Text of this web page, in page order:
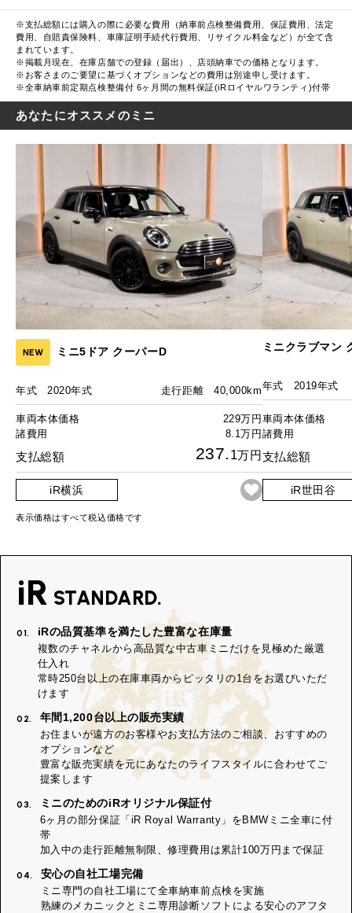
※支払総額には購入の際に必要な費用（納車前点検整備費用、保証費用、法定
費用、自賠責保険料、車庫証明手続代行費用、リサイクル料金など）が全て含
まれています。
※掲載月現在、在庫店舗での登録（届出）、店頭納車での価格となります。
※お客さまのご要望に基づくオプションなどの費用は別途申し受けます。
※全車納車前定期点検整備付 6ヶ月間の無料保証(iRロイヤルワランティ)付帯
あなたにオススメのミニ
NEW ミニ5ドア クーパーD
年式 2020年式 走行距離 40,000km
車両本体価格
229万円
諸費用
8.1万円
支払総額 237. 1万円
iR横浜
ミニクラブマン
年式 2019年式
車両本体価格
諸費用
支払総額
iR世田谷
表示価格はすべて税込価格です
iR STANDARD.
01. iRの品質基準を満たした豊富な在庫量
複数のチャネルから高品質な中古車ミニだけを見極めた厳選
仕入れ
常時250台以上の在庫車両からピッタリの1台をお選びいただ
けます
02. 年間1,200台以上の販売実績
お住まいが遠方のお客様やお支払方法のご相談、おすすめの
オプションなど
豊富な販売実績を元にあなたのライフスタイルに合わせてご
提案します
03. ミニのためのiRオリジナル保証付
6ヶ月の部分保証「iR Royal Warranty」をBMWミニ全車に付
帯
加入中の走行距離無制限、修理費用は累計100万円まで保証
04. 安心の自社工場完備
ミニ専門の自社工場にて全車納車前点検を実施
熟練のメカニックとミニ専用診断ソフトによる安心のアフタ